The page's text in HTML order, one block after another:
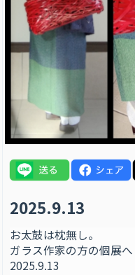
2025.9.13
お太鼓は枕無し。
ガラス作家の方の個展へ
2025.9.13